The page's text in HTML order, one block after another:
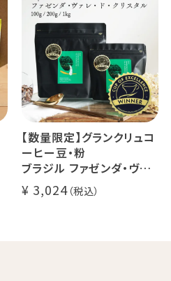
デカフェ アイスコーヒー 1
【数量限定】グランクリュコ
ーヒー豆・粉
ブラジル ファゼンダ・ヴァ
レ・ド・クリスタル（100g /
200g / 1kg）
3,024